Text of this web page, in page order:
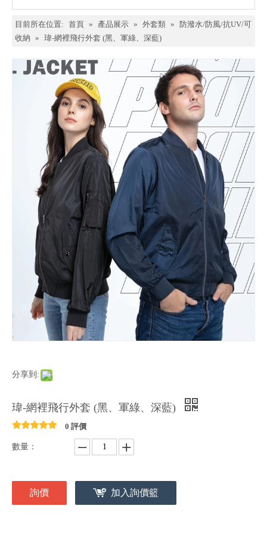
目前所在位置: 首頁 » 產品展示 » 外套類 »
防潑水/防風/抗UV/可
收納 » 瑋-網裡飛行外套 (黑、軍綠、深藍)
分享到:
瑋-網裡飛行外套 (黑、軍綠、深藍)
0 評價
數量：
詢價 加入詢價籃